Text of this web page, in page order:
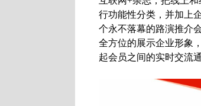
行功能性分类，并加上
个永不落幕的路演推介
全方位的展示企业形象
起会员之间的实时交流